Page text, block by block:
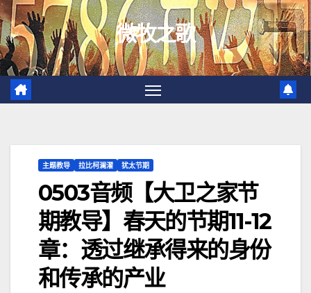
跳
至
内
容
微牧之歌
主题教导 拉比柯澜濯 犹太节期
0503音频【大卫之家节
期教导】春天的节期11-12
章：透过继承得来的身份
和传承的产业